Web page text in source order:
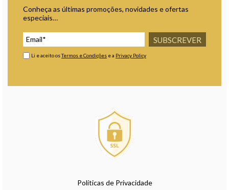
Conheça as últimas promoções, novidades e ofertas
especiais…
SUBSCREVER
Li e aceito osTermos e Condições e a Privacy Policy
Políticas de Privacidade